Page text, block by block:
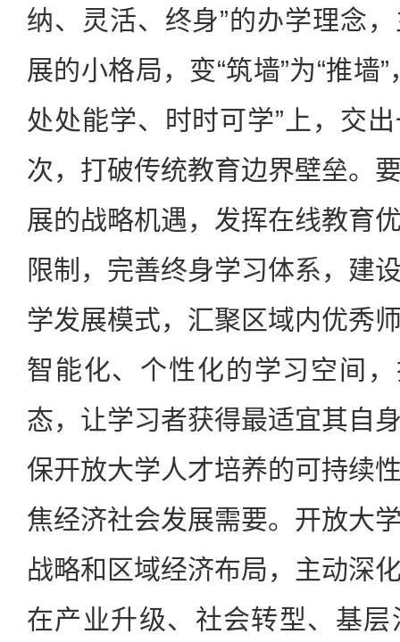
纳、灵活、终身”的办学理念
展的小格局，变“筑墙”为“推墙
处处能学、时时可学”上，交
次，打破传统教育边界壁垒。
展的战略机遇，发挥在线教育
限制，完善终身学习体系，建
学发展模式，汇聚区域内优秀
智能化、个性化的学习空间
态，让学习者获得最适宜其自
保开放大学人才培养的可持续
焦经济社会发展需要。开放大
战略和区域经济布局，主动深
在产业升级、社会转型、基